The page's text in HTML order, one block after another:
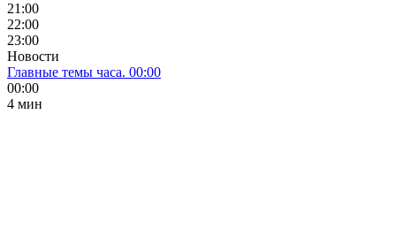
21:00
22:00
23:00
Новости
Главные темы часа. 00:00
00:00
4 мин